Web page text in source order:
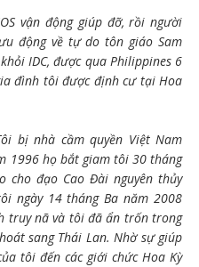
vận động giúp đỡ, rồi người
động về tự do tôn giáo Sam
IDC, được qua Philippines 6
đình tôi được định cư tại Hoa
bị nhà cầm quyền Việt Nam
1996 họ bắt giam tôi 30 tháng
đạo Cao Đài nguyên thủy
ngày 14 tháng Ba năm 2008
truy nã và tôi đã ẩn trốn trong
sang Thái Lan. Nhờ sự giúp
tôi đến các giới chức Hoa Kỳ